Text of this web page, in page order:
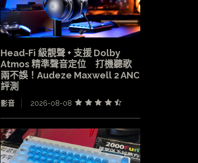
Head-Fi 級靚聲 + 支援 Dolby
Atmos 精準聲音定位 打機聽歌
兩不誤！Audeze Maxwell 2 ANC
評測
影音 2026-08-08